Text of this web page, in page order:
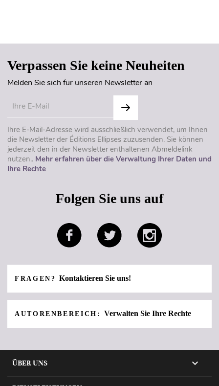
Verpassen Sie keine Neuheiten
Melden Sie sich für unseren Newsletter an
Ihre E-Mail-Adresse wird ausschließlich verwendet, um Ihnen
die Newsletter der Éditions Ellipses zuzusenden. Sie können
jederzeit den in der Newsletter enthaltenen Abmeldelink
nutzen.. Mehr erfahren über die Verwaltung Ihrer Daten und
Ihre Rechte
Folgen Sie uns auf
FRAGEN?Kontaktieren Sie uns!
AUTORENBEREICH: Verwalten Sie Ihre Rechte
ÜBER UNS 